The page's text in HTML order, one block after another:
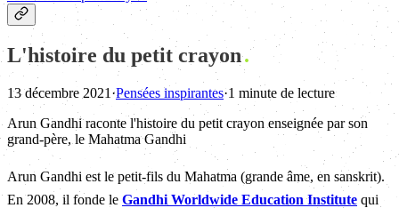
L'histoire du petit crayon
13 décembre 2021 ·Pensées inspirantes·1 minute de lecture
Arun Gandhi raconte l'histoire du petit crayon enseignée par son
grand-père, le Mahatma Gandhi
Arun Gandhi est le petit-fils du Mahatma (grande âme, en sanskrit).
En 2008, il fonde le Gandhi Worldwide Education Institute qui